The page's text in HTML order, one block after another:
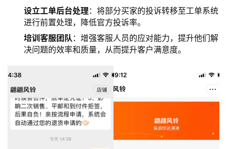
设立工单后台处理 ：将部分买家的投诉转移至工单系统
进行前置处理，降低官方投诉率。
培训客服团队 ：增强客服人员的应对能力，提升他们解
决问题的效率和质量，从而提升客户满意度。